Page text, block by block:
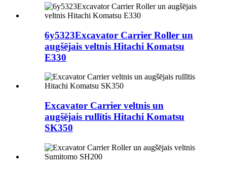
6y5323Excavator Carrier Roller un
augšējais veltnis Hitachi Komatsu
E330
Excavator Carrier veltnis un
augšējais rullītis Hitachi Komatsu
SK350